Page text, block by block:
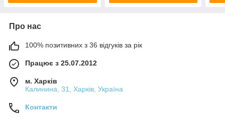
Про нас
100% позитивних з 36 відгуків за рік
Працює з 25.07.2012
м. Харків
Калинина, 31, Харків, Україна
Контакти